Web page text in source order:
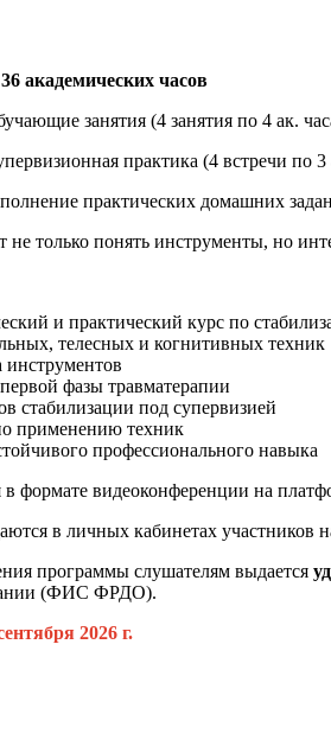
академических часов
занятия (4 занятия по 4 ак.
практика (4 встречи по 3
практических домашних
не только понять инструменты, но
и практический курс по
телесных и когнитивных техник
фазы травматерапии
стабилизации под супервизией
применению техник
профессионального навыка
в формате видеоконференции на
в личных кабинетах
программы слушателям выдается
(ФИС ФРДО).
2026 г.